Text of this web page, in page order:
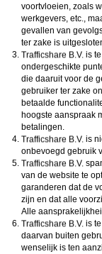
voortvloeien, zoals
werkgevers, etc.,
gevallen van
ter zake is
is
ondergeschikte
die daaruit voor de
gebruiker ter zake
betaalde
hoogste aanspraak
betalingen.
is
onbevoegd gebruik
van de website te
garanderen dat de
zijn en dat alle
Alle
is
daarvan buiten
wenselijk is ten